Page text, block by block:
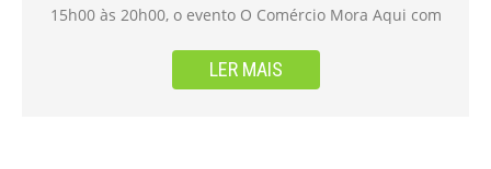
15h00 às 20h00, o evento O Comércio Mora Aqui com
iniciativa promovida por um grupo de comerciantes
teve, desde a primeira hora, o apoio da Câmara do
LER MAIS